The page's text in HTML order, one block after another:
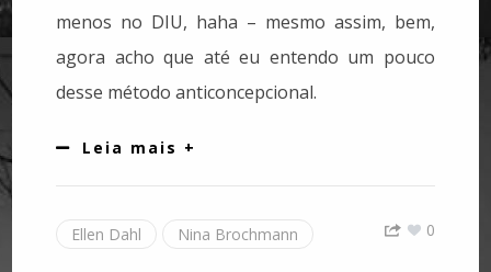
menos no DIU, haha – mesmo assim, bem,
agora acho que até eu entendo um pouco
desse método anticoncepcional.
Leia mais +
Ellen Dahl Nina Brochmann 0